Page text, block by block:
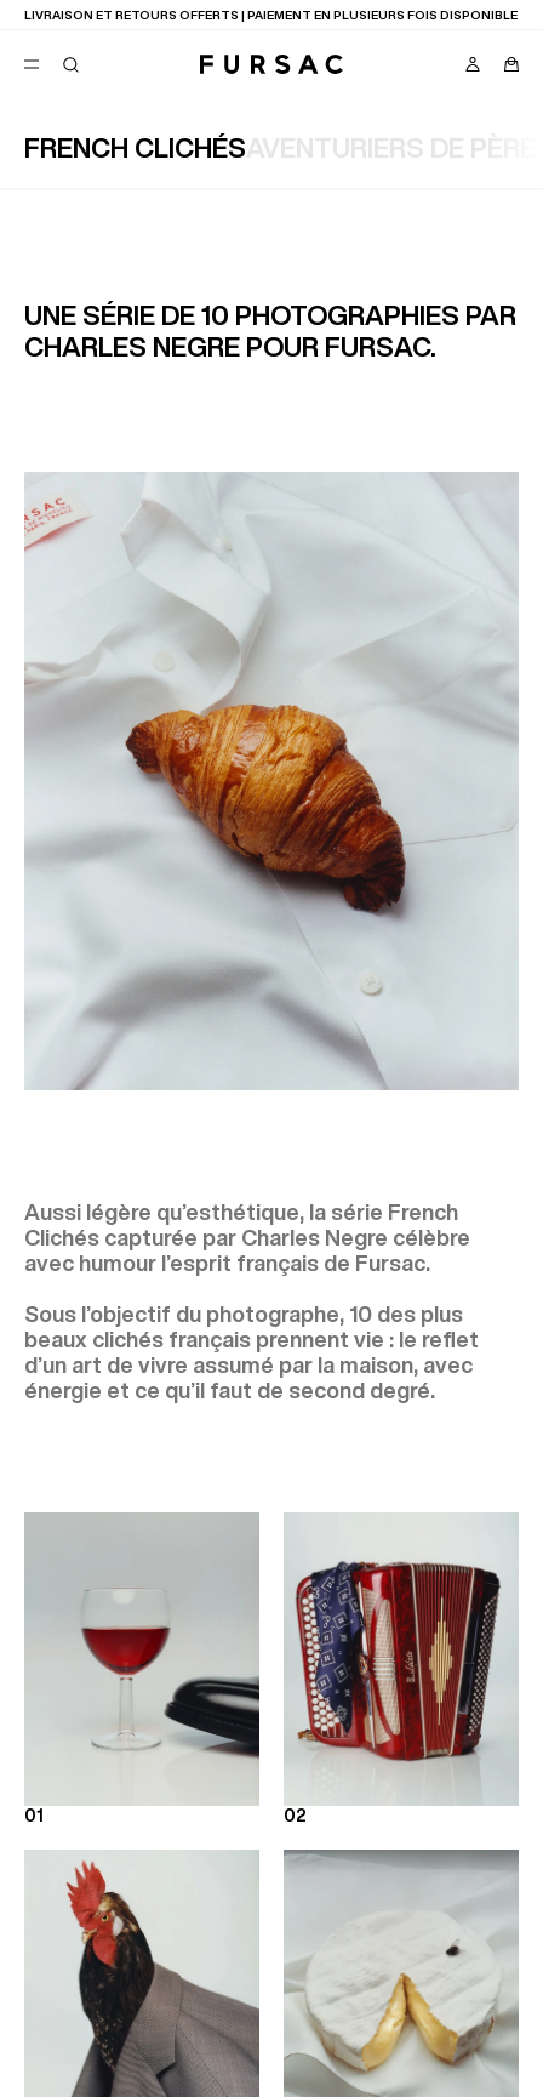
LIVRAISON ET RETOURS OFFERTS | PAIEMENT EN PLUSIEURS FOIS DISPONIBLE
FRENCH CLICHÉSAVENTURIERS DE
UNE SÉRIE DE 10 PHOTOGRAPHIES PAR
CHARLES NEGRE POUR FURSAC.
Aussi légère qu’esthétique, la série French
Clichés capturée par Charles Negre célèbre
avec humour l’esprit français de Fursac.
Sous l’objectif du photographe, 10 des plus
beaux clichés français prennent vie : le reflet
d’un art de vivre assumé par la maison, avec
énergie et ce qu’il faut de second degré.
01 02
MEILLEURES VENTES
NOUVELLE COLLECTION
LAST CHANCE